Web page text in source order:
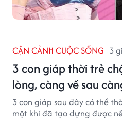
CẬN CẢNH CUỘC SỐNG 3
3 con giáp thời trẻ
lòng, càng về sau
3 con giáp sau đây có thể
một khi đã tạo dựng được